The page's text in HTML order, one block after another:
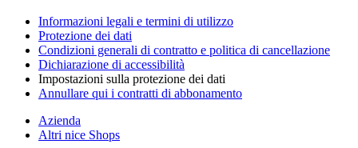
Informazioni legali e termini di utilizzo
Protezione dei dati
Condizioni generali di contratto e politica di cancellazione
Dichiarazione di accessibilità
Impostazioni sulla protezione dei dati
Annullare qui i contratti di abbonamento
Azienda
Altri nice Shops